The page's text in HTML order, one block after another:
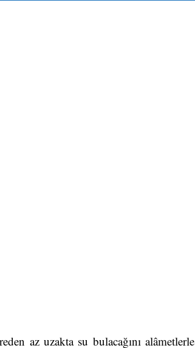
az uzakta su bulacağını alâmetlerle